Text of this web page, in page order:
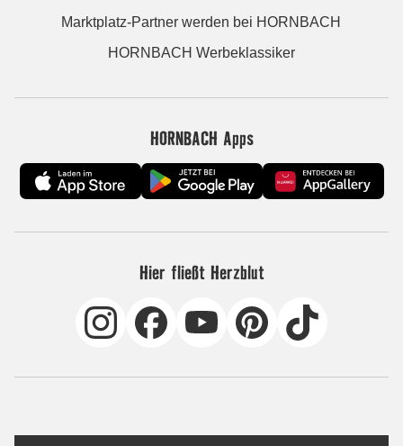
Marktplatz-Partner werden bei HORNBACH
HORNBACH Werbeklassiker
HORNBACH Apps
Hier fließt Herzblut